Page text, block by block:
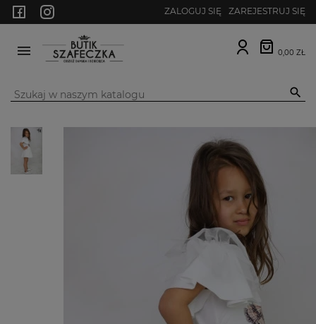
ZALOGUJ SIĘ ZAREJESTRUJ SIĘ

0,00 ZŁ
MENU